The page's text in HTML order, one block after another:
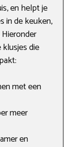
en helpt je
in de keuken,
die
met een
meer
en